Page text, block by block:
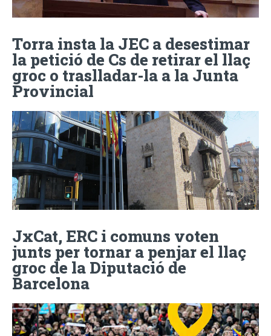
Torra insta la JEC a desestimar
la petició de Cs de retirar el llaç
groc o traslladar-la a la Junta
Provincial
JxCat, ERC i comuns voten
junts per tornar a penjar el llaç
groc de la Diputació de
Barcelona